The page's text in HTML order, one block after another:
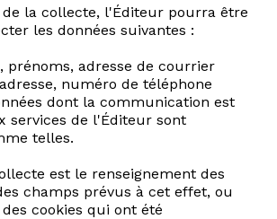
de la collecte, l'Éditeur pourra être
les données suivantes :
prénoms, adresse de courrier
numéro de téléphone
dont la communication est
services de l'Éditeur sont
telles.
est le renseignement des
champs prévus à cet effet, ou
cookies qui ont été